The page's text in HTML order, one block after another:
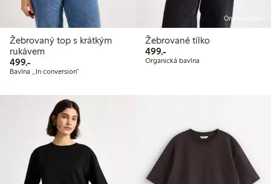
Žebrovaný top s krátkým
rukávem
499,-499,00 Kč
Bavlna ,,In conversion“
Online edition
Žebrované tílko
499,-499,00 Kč
Organická bavlna